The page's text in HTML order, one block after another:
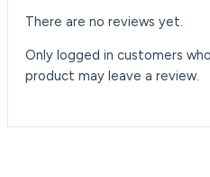
There are no reviews yet.
Only logged in customers
product may leave a review.